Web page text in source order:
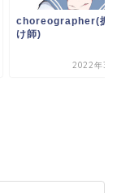
choreographer(振
け師)
2022年3